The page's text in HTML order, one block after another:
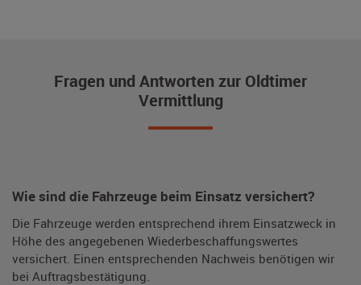
Fragen und Antworten zur Oldtimer
Vermittlung
Wie sind die Fahrzeuge beim Einsatz versichert?
Die Fahrzeuge werden entsprechend ihrem Einsatzweck in
Höhe des angegebenen Wiederbeschaffungswertes
versichert. Einen entsprechenden Nachweis benötigen wir
bei Auftragsbestätigung.